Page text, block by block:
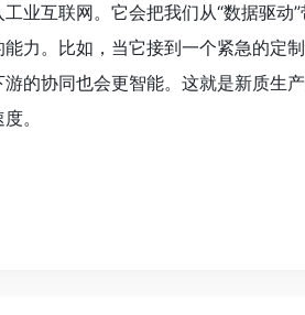
业互联网。它会把我们从“数据驱动
力。比如，当它接到一个紧急的定
的协同也会更智能。这就是新质生
。